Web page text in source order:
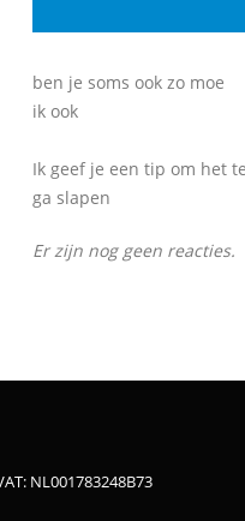
ben je soms ook zo moe
ik ook
Ik geef je een tip om het
ga slapen
Er zijn nog geen reacties.
NL001783248B73